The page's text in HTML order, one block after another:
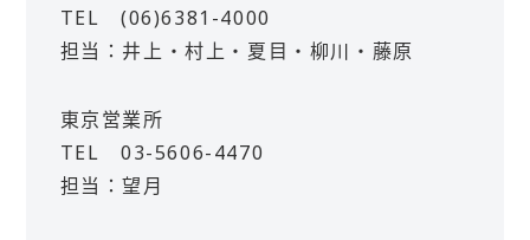
TEL (06)6381-4000
担当：井上・村上・夏目・柳川・藤原
東京営業所
TEL 03-5606-4470
担当：望月